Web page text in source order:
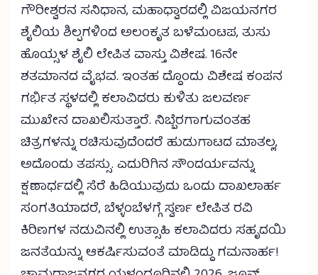
ಗೌರೀಶ್ವರನ ಸನಿಧಾನ, ಮಹಾಧ್ವಾರದಲ್ಲಿ ವಿಜಯನಗರ
ಶೈಲಿಯ ಶಿಲ್ಪಗಳಿಂದ ಅಲಂಕೃತ ಬಳೆಮಂಟಪ, ತುಸು
ಹೊಯ್ಸಳ ಶೈಲಿ ಲೇಪಿತ ವಾಸ್ತು ವಿಶೇಷ. 16ನೇ
ಶತಮಾನದ ವೈಭವ. ಇಂತಹ ದ್ದೊಂದು ವಿಶೇಷ ಕಂಪನ
ಗರ್ಭಿತ ಸ್ಥಳದಲ್ಲಿ ಕಲಾವಿದರು ಕುಳಿತು ಜಲವರ್ಣ
ಮುಖೇನ ದಾಖಲಿಸುತ್ತಾರೆ. ನಿಬ್ಬೆರಗಾಗುವಂತಹ
ಚಿತ್ರಗಳನ್ನು ರಚಿಸುವುದೆಂದರೆ ಹುಡುಗಾಟದ ಮಾತಲ್ಲ,
ಅದೊಂದು ತಪಸ್ಸು. ಎದುರಿಗಿನ ಸೌಂದರ್ಯವನ್ನು
ಕ್ಷಣಾರ್ಧದಲ್ಲಿ ಸೆರೆ ಹಿಡಿಯುವುದು ಒಂದು ದಾಖಲಾರ್ಹ
ಸಂಗತಿಯಾದರೆ, ಬೆಳ್ಳಂಬೆಳಗ್ಗೆ ಸ್ವರ್ಣ ಲೇಪಿತ ರವಿ
ಕಿರಿಣಗಳ ನಡುವಿನಲ್ಲಿ ಉತ್ಸಾಹಿ ಕಲಾವಿದರು ಸಹೃದಯಿ
ಜನತೆಯನ್ನು ಆಕರ್ಷಿಸುವಂತೆ ಮಾಡಿದ್ದು ಗಮನಾರ್ಹ!